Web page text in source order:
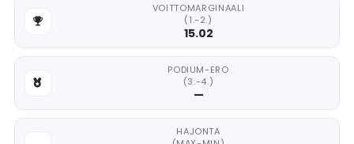
VOITTOMARGINAALI
(1.-2.)
15.02
PODIUM-ERO
(3.-4.)
—
HAJONTA